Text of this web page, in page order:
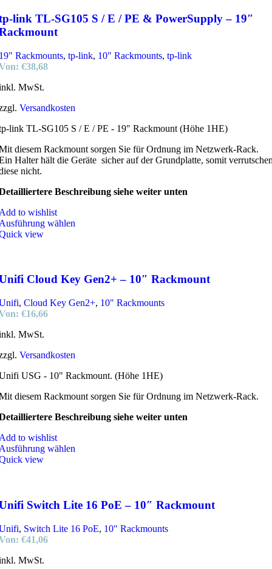
link TL-SG105 S / E / PE & PowerSupply – 19″
Rackmounts, tp-link, 10" Rackmounts, tp-link
€38,68
MwSt.
Versandkosten
link TL-SG105 S / E / PE - 19" Rackmount (Höhe 1HE)
diesem Rackmount sorgen Sie für Ordnung im Netzwerk-Rack.
Halter hält die Geräte sicher auf der Grundplatte, somit
nicht.
Beschreibung siehe weiter unten
to wishlist
wählen
view
Cloud Key Gen2+ – 10″ Rackmount
, Cloud Key Gen2+, 10" Rackmounts
€16,66
MwSt.
Versandkosten
USG - 10" Rackmount. (Höhe 1HE)
diesem Rackmount sorgen Sie für Ordnung im Netzwerk-Rack.
Beschreibung siehe weiter unten
to wishlist
wählen
view
Switch Lite 16 PoE – 10″ Rackmount
, Switch Lite 16 PoE, 10" Rackmounts
€41,06
MwSt.